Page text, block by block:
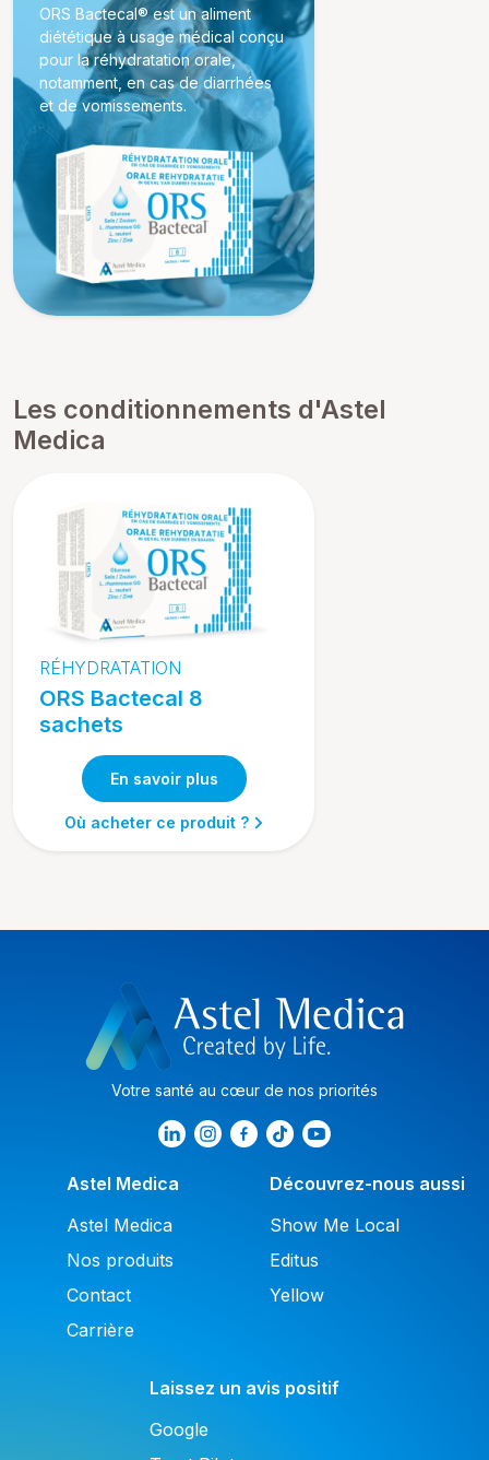
ORS Bactecal® est un aliment
diététique à usage médical conçu
pour la réhydratation orale,
notamment, en cas de diarrhées
et de vomissements.
Les conditionnements d'Astel
Medica
RÉHYDRATATION
ORS Bactecal 8
sachets
En savoir plus
Où acheter ce produit ?
Votre santé au cœur de nos priorités
Astel Medica
Astel Medica
Nos produits
Contact
Carrière
Découvrez-nous aussi
Show Me Local
Editus
Yellow
Laissez un avis positif
Google